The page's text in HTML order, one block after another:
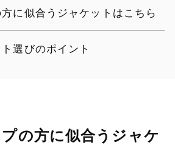
に似合うジャケットはこちら
選びのポイント
の方に似合うジャケ